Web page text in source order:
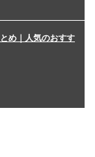
め｜人気のおすす